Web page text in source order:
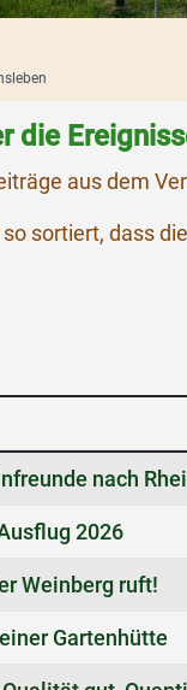
die
aus dem
sortiert, dass
nach
2026
Weinberg ruft!
Gartenhütte